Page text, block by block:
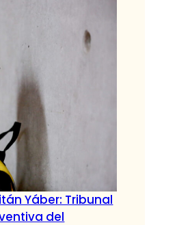
Yáber: Tribunal
del